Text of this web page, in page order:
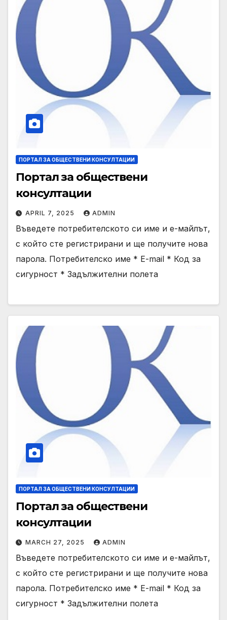
ПОРТАЛ ЗА ОБЩЕСТВЕНИ КОНСУЛТАЦИИ
Портал за обществени
консултации
APRIL 7, 2025 ADMIN
Въведете потребителското си име и е-майлът,
с който сте регистрирани и ще получите нова
парола. Потребителско име * E-mail * Код за
сигурност * Задължителни полета
ПОРТАЛ ЗА ОБЩЕСТВЕНИ КОНСУЛТАЦИИ
Портал за обществени
консултации
MARCH 27, 2025 ADMIN
Въведете потребителското си име и е-майлът,
с който сте регистрирани и ще получите нова
парола. Потребителско име * E-mail * Код за
сигурност * Задължителни полета